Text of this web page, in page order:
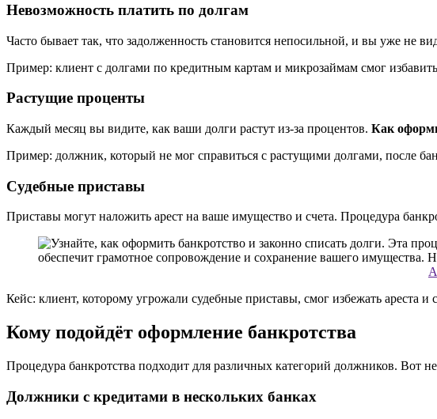
Невозможность платить по долгам
Часто бывает так, что задолженность становится непосильной, и вы уже не
Пример: клиент с долгами по кредитным картам и микрозаймам смог
Растущие проценты
Каждый месяц вы видите, как ваши долги растут из-за процентов. Как
Пример: должник, который не мог справиться с растущими долгами, после
Судебные приставы
Приставы могут наложить арест на ваше имущество и счета. Процедура
Кейс: клиент, которому угрожали судебные приставы, смог избежать ареста и
Кому подойдёт оформление банкротства
Процедура банкротства подходит для различных категорий должников. Вот
Должники с кредитами в нескольких банках